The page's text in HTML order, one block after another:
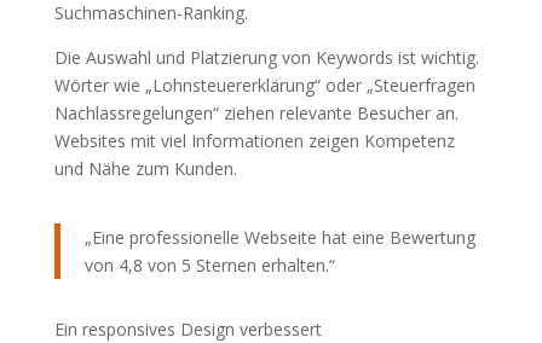
Suchmaschinen-Ranking.
Die Auswahl und Platzierung von Keywords ist wichtig.
Wörter wie „Lohnsteuererklärung“ oder „Steuerfragen
Nachlassregelungen“ ziehen relevante Besucher an.
Websites mit viel Informationen zeigen Kompetenz
und Nähe zum Kunden.
„Eine professionelle Webseite hat eine Bewertung
von 4,8 von 5 Sternen erhalten.“
Ein responsives Design verbessert